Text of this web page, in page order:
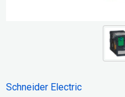
Schneider Electric